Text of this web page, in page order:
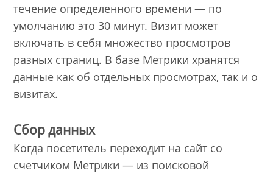
течение определенного времени — по
умолчанию это 30 минут. Визит может
включать в себя множество просмотров
разных страниц. В базе Метрики хранятся
данные как об отдельных просмотрах, так и о
визитах.
Сбор данных
Когда посетитель переходит на сайт со
счетчиком Метрики — из поисковой